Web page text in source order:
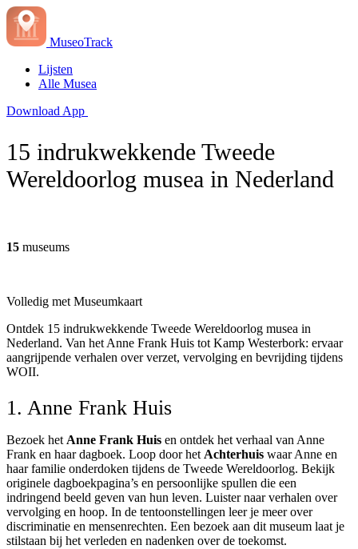
MuseoTrack
Lijsten
Alle Musea
Download App
15 indrukwekkende Tweede
Wereldoorlog musea in Nederland
15 museums
Volledig met Museumkaart
Ontdek 15 indrukwekkende Tweede Wereldoorlog musea in
Nederland. Van het Anne Frank Huis tot Kamp Westerbork: ervaar
aangrijpende verhalen over verzet, vervolging en bevrijding tijdens
WOII.
1. Anne Frank Huis
Bezoek het Anne Frank Huis en ontdek het verhaal van Anne
Frank en haar dagboek. Loop door het Achterhuis waar Anne en
haar familie onderdoken tijdens de Tweede Wereldoorlog. Bekijk
originele dagboekpagina’s en persoonlijke spullen die een
indringend beeld geven van hun leven. Luister naar verhalen over
vervolging en hoop. In de tentoonstellingen leer je meer over
discriminatie en mensenrechten. Een bezoek aan dit museum laat je
stilstaan bij het verleden en nadenken over de toekomst.